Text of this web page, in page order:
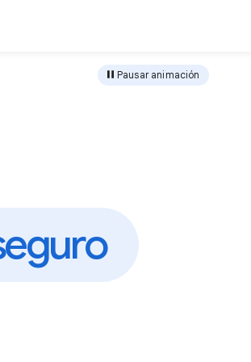
eguro
Pausar animación